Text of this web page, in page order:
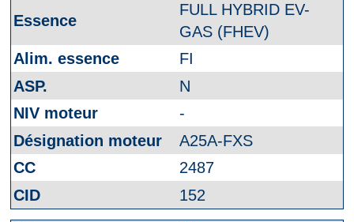
FULL HYBRID EV-
GAS (FHEV)
FI
N
-
A25A-FXS
2487
152